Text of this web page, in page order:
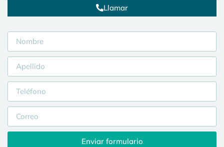
Llamar
Enviar formulario